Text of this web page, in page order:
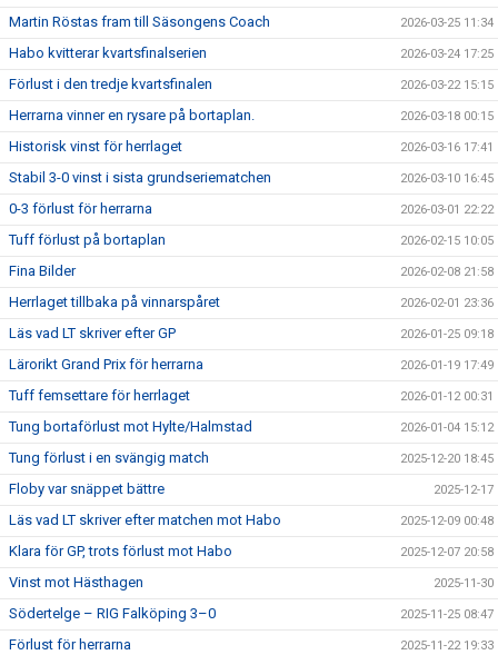
Martin Röstas fram till Säsongens Coach 2026-03-25 11:34
Habo kvitterar kvartsfinalserien 2026-03-24 17:25
Förlust i den tredje kvartsfinalen 2026-03-22 15:15
Herrarna vinner en rysare på bortaplan. 2026-03-18 00:15
Historisk vinst för herrlaget 2026-03-16 17:41
Stabil 3-0 vinst i sista grundseriematchen 2026-03-10 16:45
0-3 förlust för herrarna 2026-03-01 22:22
Tuff förlust på bortaplan 2026-02-15 10:05
Fina Bilder 2026-02-08 21:58
Herrlaget tillbaka på vinnarspåret 2026-02-01 23:36
Läs vad LT skriver efter GP 2026-01-25 09:18
Lärorikt Grand Prix för herrarna 2026-01-19 17:49
Tuff femsettare för herrlaget 2026-01-12 00:31
Tung bortaförlust mot Hylte/Halmstad 2026-01-04 15:12
Tung förlust i en svängig match 2025-12-20 18:45
Floby var snäppet bättre 2025-12-17
Läs vad LT skriver efter matchen mot Habo 2025-12-09 00:48
Klara för GP, trots förlust mot Habo 2025-12-07 20:58
Vinst mot Hästhagen 2025-11-30
Södertelge – RIG Falköping 3–0 2025-11-25 08:47
Förlust för herrarna 2025-11-22 19:33